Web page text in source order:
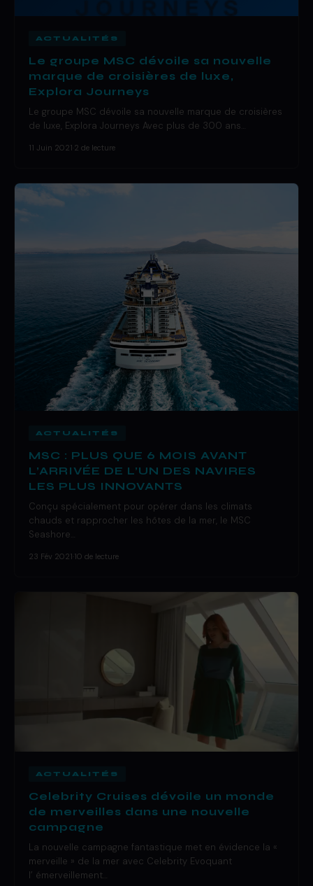
ACTUALITÉS
Le groupe MSC dévoile sa nouvelle
marque de croisières de luxe,
Explora Journeys
Le groupe MSC dévoile sa nouvelle marque de croisières
de luxe, Explora Journeys Avec plus de 300 ans…
11 Juin 2021 2 de lecture
ACTUALITÉS
MSC : PLUS QUE 6 MOIS AVANT
L’ARRIVÉE DE L’UN DES NAVIRES
LES PLUS INNOVANTS
Conçu spécialement pour opérer dans les climats
chauds et rapprocher les hôtes de la mer, le MSC
Seashore…
23 Fév 2021 10 de lecture
ACTUALITÉS
Celebrity Cruises dévoile un monde
de merveilles dans une nouvelle
campagne
La nouvelle campagne fantastique met en évidence la «
merveille » de la mer avec Celebrity Evoquant
l’ émerveillement…